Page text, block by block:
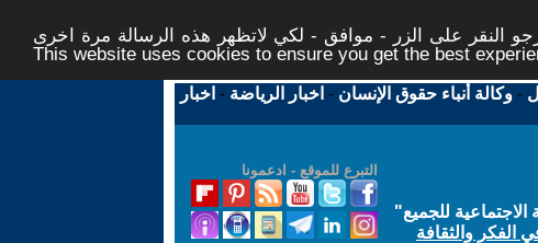
النقر على الزر - موافق - لكي لاتظهر هذه الرسالة مرة اخرى -
This website uses cookies to ensure you get the best
-وكالة أنباء حقوق الإنسان - اخبار الرياضة - اخبار
التبرع للموقع - ادعمونا
للجميع"
الفكر والثقافة